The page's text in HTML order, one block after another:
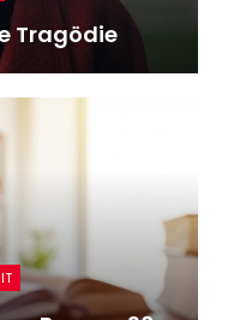
Tragödie